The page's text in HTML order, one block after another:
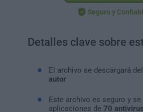
Seguro y
Detalles clave sobre
El archivo se descargará del
autor
Este archivo es seguro y
aplicaciones de 70 antivirus